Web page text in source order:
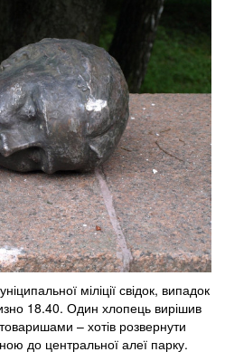
міліції свідок, випадок
18.40. Один хлопець вирішив
– хотів розвернути
до центральної алеї парку.